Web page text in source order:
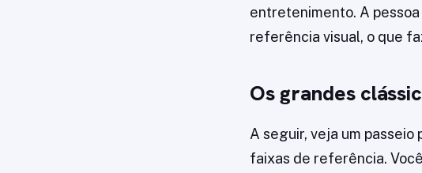
entretenimento. A
referência visual, o que
Os grandes
A seguir, veja um
faixas de referência.